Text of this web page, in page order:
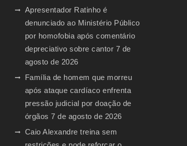
Apresentador Ratinho é
denunciado ao Ministério Público
por homofobia após comentário
depreciativo sobre cantor 7 de
agosto de 2026
Família de homem que morreu
após ataque cardíaco enfrenta
pressão judicial por doação de
órgãos 7 de agosto de 2026
Caio Alexandre treina sem